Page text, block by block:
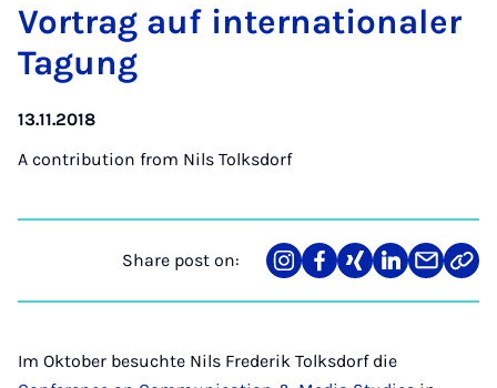
Vor­trag auf in­ter­na­tionaler
Ta­gung
13.11.2018
A contribution from Nils Tolksdorf
Share post on:
Share
on
Teilen
auf
Teilen
auf
Teilen
auf
Teilen
über
Link
Im Oktober besuchte Nils Frederik Tolksdorf die